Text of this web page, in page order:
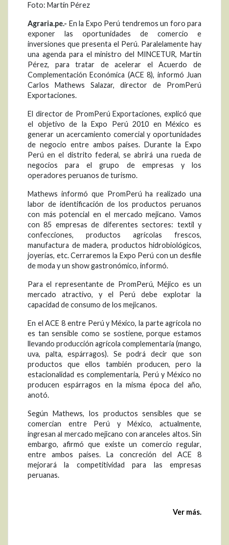
Foto: Martín Pérez
Agraria.pe.- En la Expo Perú tendremos un foro para
exponer las oportunidades de comercio e
inversiones que presenta el Perú. Paralelamente hay
una agenda para el ministro del MINCETUR, Martín
Pérez, para tratar de acelerar el Acuerdo de
Complementación Económica (ACE 8), informó Juan
Carlos Mathews Salazar, director de PromPerú
Exportaciones.
El director de PromPerú Exportaciones, explicó que
el objetivo de la Expo Perú 2010 en México es
generar un acercamiento comercial y oportunidades
de negocio entre ambos países. Durante la Expo
Perú en el distrito federal, se abrirá una rueda de
negocios para el grupo de empresas y los
operadores peruanos de turismo.
Mathews informó que PromPerú ha realizado una
labor de identificación de los productos peruanos
con más potencial en el mercado mejicano. Vamos
con 85 empresas de diferentes sectores: textil y
confecciones, productos agrícolas frescos,
manufactura de madera, productos hidrobiológicos,
joyerías, etc. Cerraremos la Expo Perú con un desfile
de moda y un show gastronómico, informó.
Para el representante de PromPerú, Méjico es un
mercado atractivo, y el Perú debe explotar la
capacidad de consumo de los mejicanos.
En el ACE 8 entre Perú y México, la parte agrícola no
es tan sensible como se sostiene, porque estamos
llevando producción agrícola complementaria (mango,
uva, palta, espárragos). Se podrá decir que son
productos que ellos también producen, pero la
estacionalidad es complementaria, Perú y México no
producen espárragos en la misma época del año,
anotó.
Según Mathews, los productos sensibles que se
comercian entre Perú y México, actualmente,
ingresan al mercado mejicano con aranceles altos. Sin
embargo, afirmó que existe un comercio regular,
entre ambos países. La concreción del ACE 8
mejorará la competitividad para las empresas
peruanas.
Ver más.